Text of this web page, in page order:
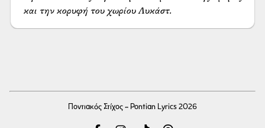
και την κορυφή του χωρίου Λυκάστ.
Ποντιακός Στίχος - Pontian Lyrics 2026